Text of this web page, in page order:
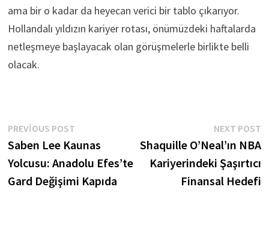
ama bir o kadar da heyecan verici bir tablo çıkarıyor.
Hollandalı yıldızın kariyer rotası, önümüzdeki haftalarda
netleşmeye başlayacak olan görüşmelerle birlikte belli
olacak.
Yazı
gezinmesi
PREVIOUS POSTPrevious
post:
Saben Lee Kaunas
Yolcusu: Anadolu Efes’te
Gard Değişimi Kapıda
NEXT POST
Shaquille O’Neal’ın NBA
Kariyerindeki Şaşırtıcı
Finansal Hedefi